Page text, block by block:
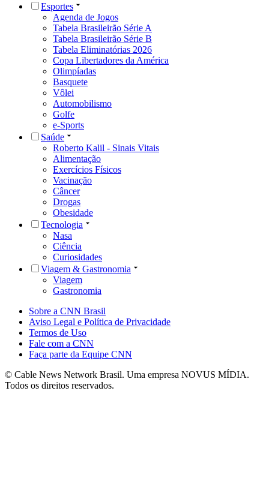
Esportes
Agenda de Jogos
Tabela Brasileirão Série A
Tabela Brasileirão Série B
Tabela Eliminatórias 2026
Copa Libertadores da América
Olimpíadas
Basquete
Vôlei
Automobilismo
Golfe
e-Sports
Saúde
Roberto Kalil - Sinais Vitais
Alimentação
Exercícios Físicos
Vacinação
Câncer
Drogas
Obesidade
Tecnologia
Nasa
Ciência
Curiosidades
Viagem & Gastronomia
Viagem
Gastronomia
Sobre a CNN Brasil
Aviso Legal e Política de Privacidade
Termos de Uso
Fale com a CNN
Faça parte da Equipe CNN
© Cable News Network Brasil. Uma empresa NOVUS MÍDIA.
Todos os direitos reservados.